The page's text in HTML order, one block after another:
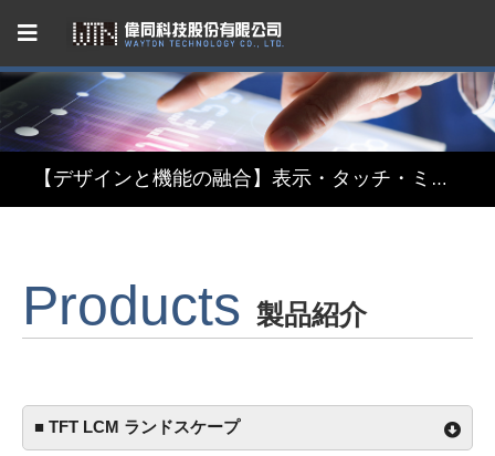
Capacitive Touch Panel developed by WAYTON
【デザインと機能の融合】表示・タッチ・ミラーを融合したインテリジェント3in1ディスプレイモジュール
Products 製品紹介
■ TFT LCM ランドスケープ